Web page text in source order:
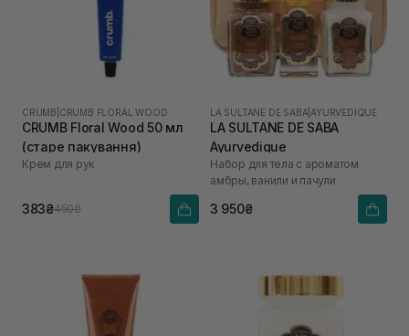
CRUMB CRUMB FLORAL WOOD
CRUMB Floral Wood 50 мл
(старе пакування)
Крем для рук
383₴450₴
LA SULTANE DE SABA AYURVEDIQUE
LA SULTANE DE SABA
Ayurvedique
Набор для тела с ароматом
амбры, ванили и пачули
3 950₴